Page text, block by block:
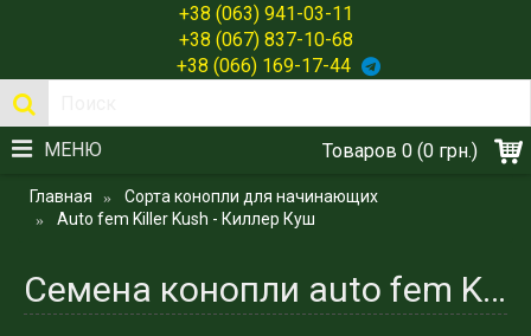
+38 (063) 941-03-11
+38 (067) 837-10-68
+38 (066) 169-17-44
Товаров 0 (0 грн.)
МЕНЮ
Главная
Сорта конопли для начинающих
Auto fem Killer Kush - Киллер Куш
Семена конопли аuto fem Killer Kush сорта индики - Spain Gold